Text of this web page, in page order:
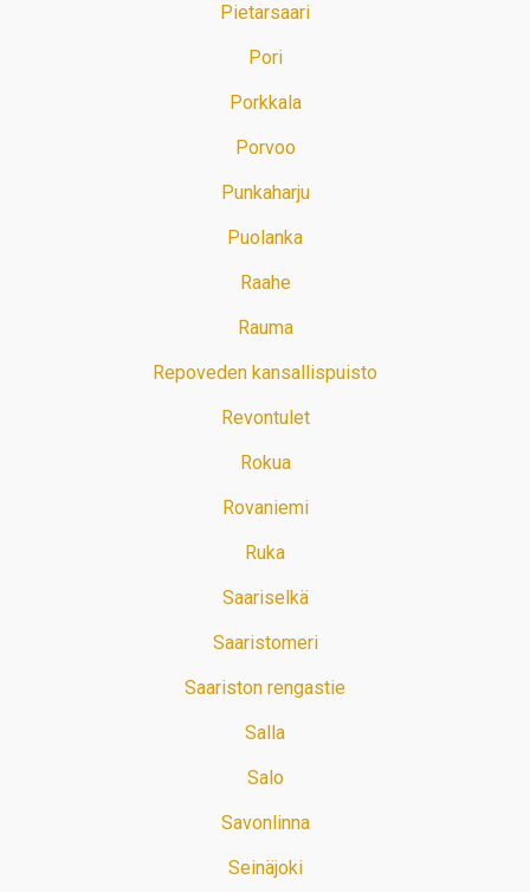
Pietarsaari
Pori
Porkkala
Porvoo
Punkaharju
Puolanka
Raahe
Rauma
Repoveden kansallispuisto
Revontulet
Rokua
Rovaniemi
Ruka
Saariselkä
Saaristomeri
Saariston rengastie
Salla
Salo
Savonlinna
Seinäjoki